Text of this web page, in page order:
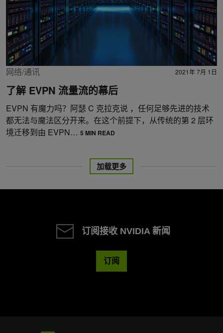
网络/通讯 2021年 7月 1日
了解 EVPN 流量流的幕后
EVPN 有魔力吗？阿瑟 C 克拉克说 ，任何足够先进的技术
都无法与魔法区分开来。在这个前提下，从传统的第 2 层环
境迁移到由 EVPN… 5 MIN READ
加载更多
订阅接收 NVIDIA 新闻
订阅